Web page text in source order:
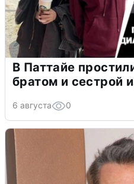
В Паттайе
братом и сестрой
6 августа 0